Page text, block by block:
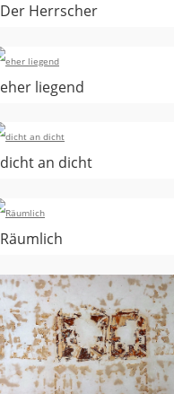
Der Herrscher
eher liegend
dicht an dicht
Räumlich